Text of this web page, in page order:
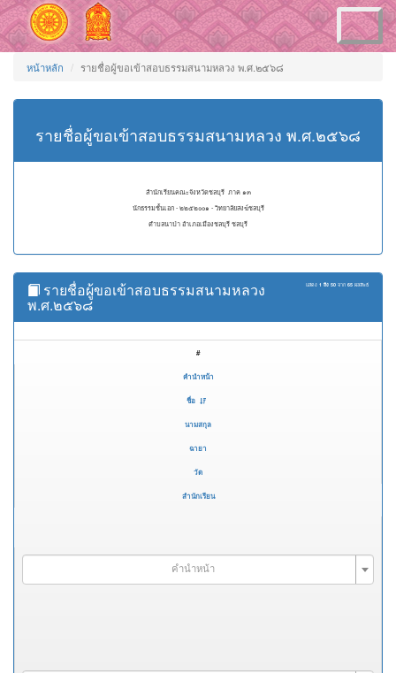
Toggle
navigation
หน้าหลัก รายชื่อผู้ขอเข้าสอบธรรมสนามหลวง พ.ศ.๒๕๖๘
รายชื่อผู้ขอเข้าสอบธรรมสนามหลวง พ.ศ.๒๕๖๘
สำนักเรียนคณะจังหวัดชลบุรี ภาค ๑๓
นักธรรมชั้นเอก - ๒๒๕๒๐๐๑ - วิทยาลัยสงฆ์ชลบุรี
ตำบลนาป่า อำเภอเมืองชลบุรี ชลบุรี
แสดง 1 ถึง 50 จาก 65 ผลลัพธ์
รายชื่อผู้ขอเข้าสอบธรรมสนามหลวง
พ.ศ.๒๕๖๘
#
คำนำหน้า
ชื่อ
นามสกุล
ฉายา
วัด
สำนักเรียน
คำนำหน้า